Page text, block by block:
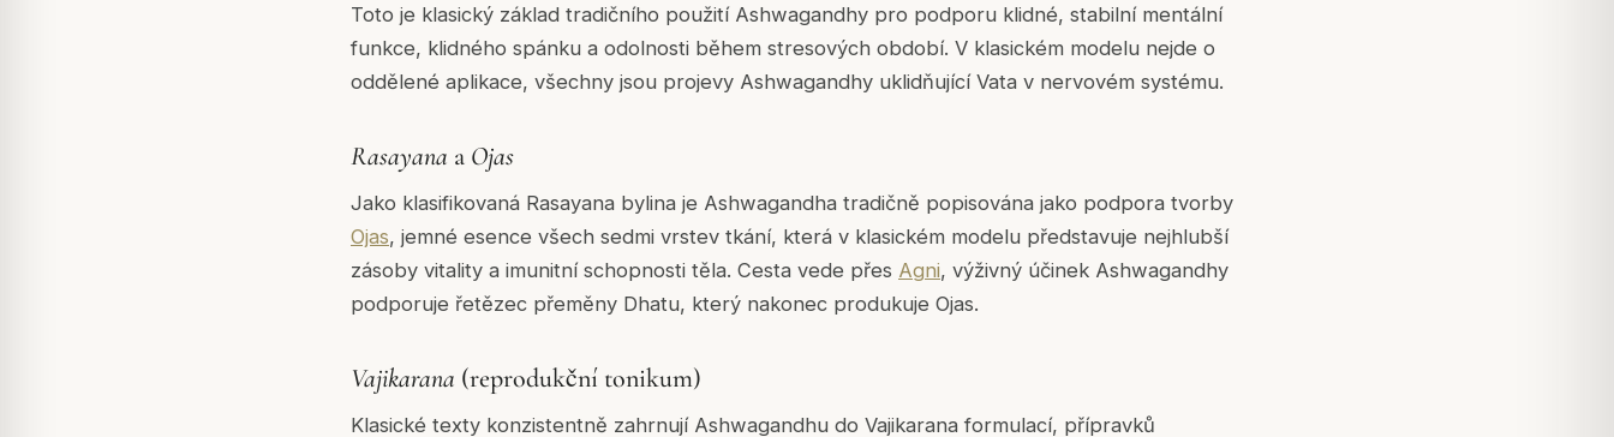
Toto je klasický základ tradičního použití Ashwagandhy pro podporu klidné, stabilní mentální
funkce, klidného spánku a odolnosti během stresových období. V klasickém modelu nejde o
oddělené aplikace, všechny jsou projevy Ashwagandhy uklidňující Vata v nervovém systému.
Rasayana a Ojas
Jako klasifikovaná Rasayana bylina je Ashwagandha tradičně popisována jako podpora tvorby
Ojas, jemné esence všech sedmi vrstev tkání, která v klasickém modelu představuje nejhlubší
zásoby vitality a imunitní schopnosti těla. Cesta vede přes Agni, výživný účinek Ashwagandhy
podporuje řetězec přeměny Dhatu, který nakonec produkuje Ojas.
Vajikarana (reprodukční tonikum)
Klasické texty konzistentně zahrnují Ashwagandhu do Vajikarana formulací, přípravků